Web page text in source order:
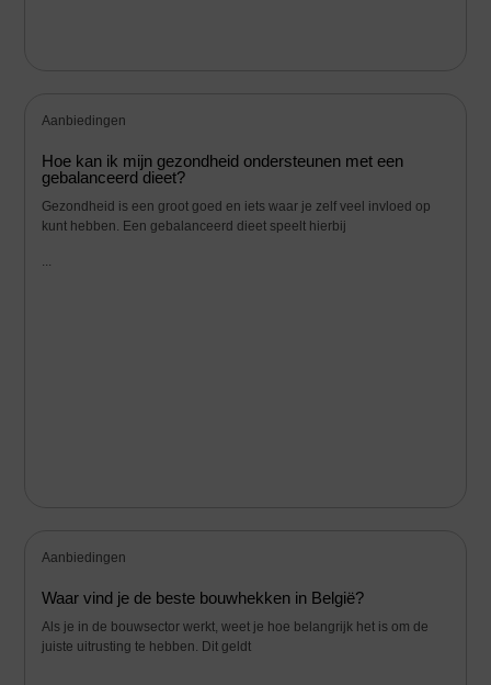
Aanbiedingen
Hoe kan ik mijn gezondheid ondersteunen met een
gebalanceerd dieet?
Gezondheid is een groot goed en iets waar je zelf veel invloed op
kunt hebben. Een gebalanceerd dieet speelt hierbij
...
Aanbiedingen
Waar vind je de beste bouwhekken in België?
Als je in de bouwsector werkt, weet je hoe belangrijk het is om de
juiste uitrusting te hebben. Dit geldt